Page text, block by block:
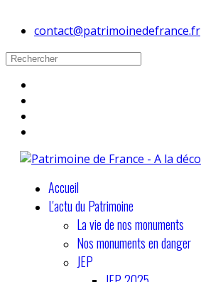
contact@patrimoinedefrance.fr
Accueil
L'actu du Patrimoine
La vie de nos monuments
Nos monuments en danger
JEP